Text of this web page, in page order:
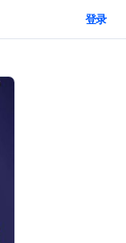
更快采取行动。
登录